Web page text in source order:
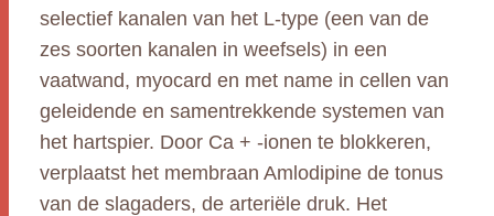
selectief kanalen van het L-type (een van de
zes soorten kanalen in weefsels) in een
vaatwand, myocard en met name in cellen van
geleidende en samentrekkende systemen van
het hartspier. Door Ca + -ionen te blokkeren,
verplaatst het membraan Amlodipine de tonus
van de slagaders, de arteriële druk. Het